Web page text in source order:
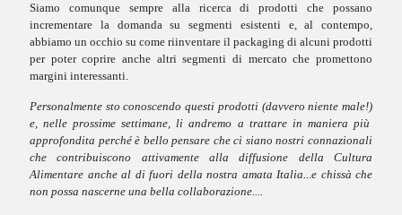
Siamo comunque sempre alla ricerca di prodotti che possano
incrementare la domanda su segmenti esistenti e, al contempo,
abbiamo un occhio su come riinventare il packaging di alcuni prodotti
per poter coprire anche altri segmenti di mercato che promettono
margini interessanti.
Personalmente sto conoscendo questi prodotti (davvero niente male!)
e, nelle prossime settimane, li andremo a trattare in maniera più
approfondita perché è bello pensare che ci siano nostri connazionali
che contribuiscono attivamente alla diffusione della Cultura
Alimentare anche al di fuori della nostra amata Italia...e chissà che
non possa nascerne una bella collaborazione....